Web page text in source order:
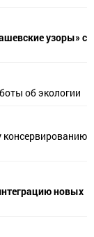
узоры» с
об экологии
консервированию
новых